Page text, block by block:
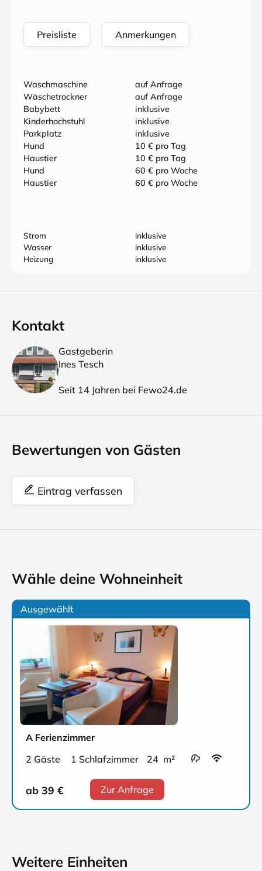
Preisliste Anmerkungen
Waschmaschine
auf Anfrage
Wäschetrockner
auf Anfrage
Babybett
inklusive
Kinderhochstuhl
inklusive
Parkplatz
inklusive
Hund
10 € pro Tag
Haustier
10 € pro Tag
Hund
60 € pro Woche
Haustier
60 € pro Woche
Strom
inklusive
Wasser
inklusive
Heizung
inklusive
Kontakt
Gastgeberin
Ines Tesch
Seit 14 Jahren bei Fewo24.de
Bewertungen von Gästen
Eintrag verfassen
Wähle deine Wohneinheit
Ausgewählt
A Ferienzimmer
2 Gäste
1 Schlafzimmer 24 m²
ab 39 € Zur Anfrage
Weitere Einheiten